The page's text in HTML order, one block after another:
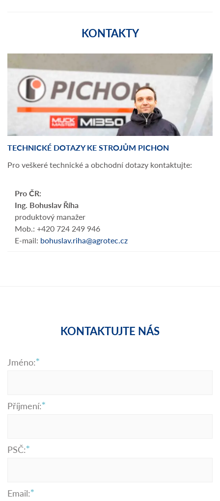
KONTAKTY
TECHNICKÉ DOTAZY KE STROJŮM PICHON
Pro veškeré technické a obchodní dotazy kontaktujte:
Pro ČR:
Ing. Bohuslav Říha
produktový manažer
Mob.: +420 724 249 946
E-mail: bohuslav.riha@agrotec.cz
KONTAKTUJTE NÁS
Jméno:
Příjmení:
PSČ:
Email: